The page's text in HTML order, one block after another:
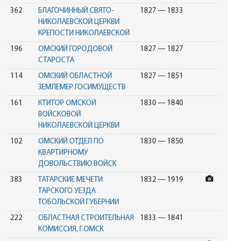
362
БЛАГОЧИННЫЙ СВЯТО-
НИКОЛАЕВСКОЙ ЦЕРКВИ
КРЕПОСТИ НИКОЛАЕВСКОЙ
1827 — 1833
196
ОМСКИЙ ГОРОДОВОЙ
СТАРОСТА
1827 — 1827
114
ОМСКИЙ ОБЛАСТНОЙ
ЗЕМЛЕМЕР ГОСИМУЩЕСТВ
1827 — 1851
161
КТИТОР ОМСКОЙ
ВОЙСКОВОЙ
НИКОЛАЕВСКОЙ ЦЕРКВИ
1830 — 1840
102
ОМСКИЙ ОТДЕЛ ПО
КВАРТИРНОМУ
ДОВОЛЬСТВИЮ ВОЙСК
1830 — 1850
383
ТАТАРСКИЕ МЕЧЕТИ
ТАРСКОГО УЕЗДА
ТОБОЛЬСКОЙ ГУБЕРНИИ
1832 — 1919
222
ОБЛАСТНАЯ СТРОИТЕЛЬНАЯ
КОМИССИЯ, Г.ОМСК
1833 — 1841